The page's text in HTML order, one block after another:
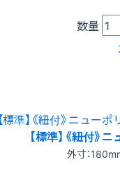
数量
【標準】《紐付
外寸：